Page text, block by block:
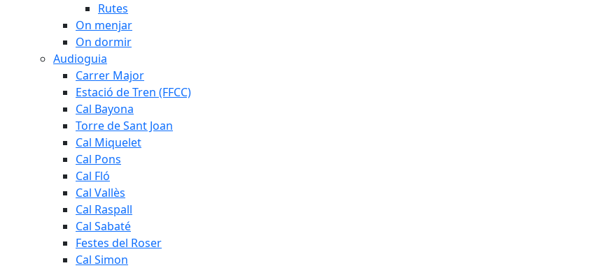
Rutes
On menjar
On dormir
Audioguia
Carrer Major
Estació de Tren (FFCC)
Cal Bayona
Torre de Sant Joan
Cal Miquelet
Cal Pons
Cal Fló
Cal Vallès
Cal Raspall
Cal Sabaté
Festes del Roser
Cal Simon